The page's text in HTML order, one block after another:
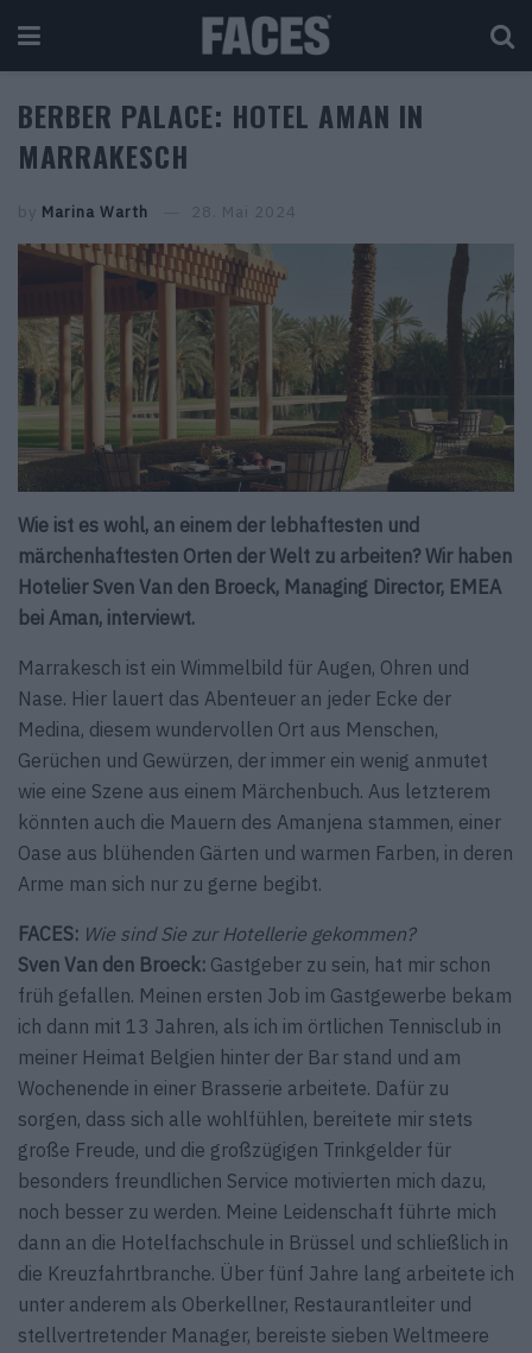
BERBER PALACE: HOTEL AMAN IN
MARRAKESCH
by Marina Warth 28. Mai 2024
Wie ist es wohl, an einem der lebhaftesten und
märchenhaftesten Orten der Welt zu arbeiten? Wir haben
Hotelier Sven Van den Broeck, Managing Director, EMEA
bei Aman, interviewt.
Marrakesch ist ein Wimmelbild für Augen, Ohren und
Nase. Hier lauert das Abenteuer an jeder Ecke der
Medina, diesem wundervollen Ort aus Menschen,
Gerüchen und Gewürzen, der immer ein wenig anmutet
wie eine Szene aus einem Märchenbuch. Aus letzterem
könnten auch die Mauern des Amanjena stammen, einer
Oase aus blühenden Gärten und warmen Farben, in deren
Arme man sich nur zu gerne begibt.
FACES: Wie sind Sie zur Hotellerie gekommen?
Sven Van den Broeck: Gastgeber zu sein, hat mir schon
früh gefallen. Meinen ersten Job im Gastgewerbe bekam
ich dann mit 13 Jahren, als ich im örtlichen Tennis­club in
meiner Heimat Belgien hinter der Bar stand und am
Wochenende in einer Brasserie arbeitete. Dafür zu
sorgen, dass sich alle wohlfühlen, bereitete mir stets
große Freude, und die großzügigen Trinkgelder für
besonders freundlichen Service motivierten mich dazu,
noch besser zu werden. Meine Leidenschaft führte mich
dann an die Hotelfachschule in Brüssel und schließlich in
die Kreuzfahrtbranche. Über fünf Jahre lang arbeitete ich
unter anderem als Oberkellner, Restaurantleiter und
stellvertretender Manager, bereiste sieben Weltmeere